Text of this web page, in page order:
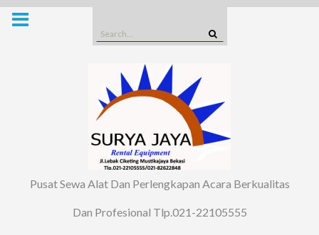
Skip
Search
for:
Pusat Sewa Alat Dan Perlengkapan Acara Berkualitas
Dan Profesional Tlp.021-22105555